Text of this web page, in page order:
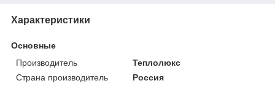
Характеристики
Основные
Производитель
Теплолюкс
Страна производитель
Россия